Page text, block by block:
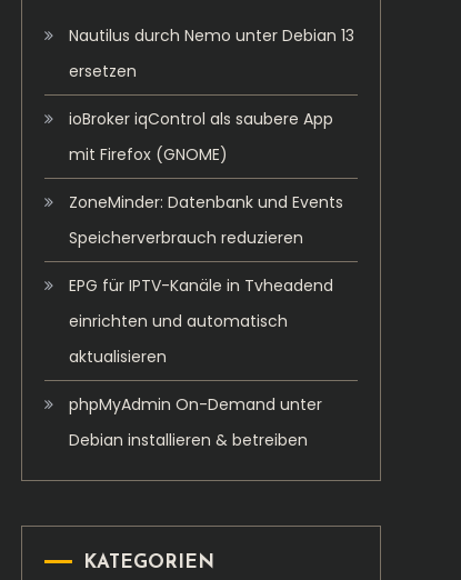
Nautilus durch Nemo unter Debian 13
ersetzen
ioBroker iqControl als saubere App
mit Firefox (GNOME)
ZoneMinder: Datenbank und Events
Speicherverbrauch reduzieren
EPG für IPTV-Kanäle in Tvheadend
einrichten und automatisch
aktualisieren
phpMyAdmin On-Demand unter
Debian installieren & betreiben
KATEGORIEN